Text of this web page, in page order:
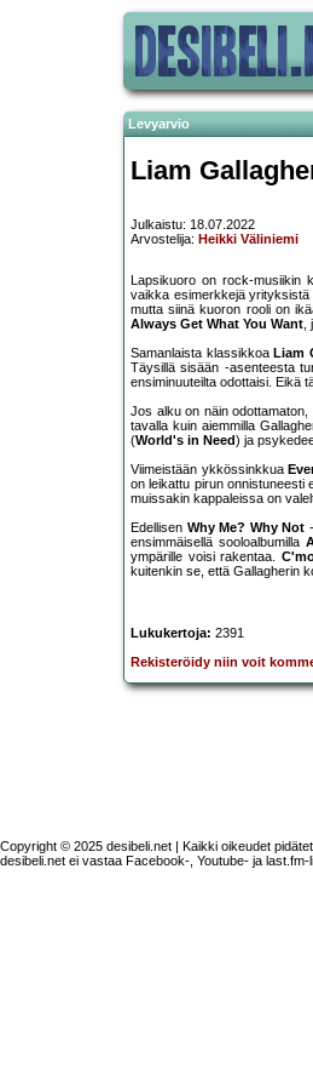
Levyarvio
Liam
Julkaistu: 18.07.2022
Arvostelija: Heikki Väliniemi
Lapsikuoro on rock-musiikin
vaikka esimerkkejä yrityksistä
mutta siinä kuoron rooli on
Always Get What You Want,
Samanlaista klassikkoa Liam
Täysillä sisään -asenteesta
ensiminuuteilta odottaisi. Eikä
Jos alku on näin
tavalla kuin aiemmilla
(World's in Need) ja
Viimeistään ykkössinkkua
on leikattu pirun onnistuneesti
muissakin kappaleissa on
Edellisen Why Me? Why Not
ensimmäisellä sooloalbumilla
ympärille voisi rakentaa.
kuitenkin se, että Gallagherin
Lukukertoja: 2391
Rekisteröidy niin voit
Copyright © 2025 desibeli.net | Kaikki oikeudet
desibeli.net ei vastaa Facebook-, Youtube- ja